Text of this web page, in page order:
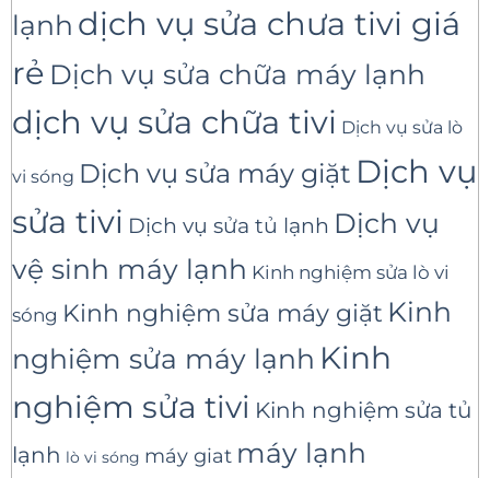
lạnh dịch vụ sửa chưa tivi giá
rẻ Dịch vụ sửa chữa máy lạnh
dịch vụ sửa chữa tivi Dịch vụ sửa lò
vi sóng Dịch vụ sửa máy giặt Dịch vụ
sửa tivi Dịch vụ sửa tủ lạnh Dịch vụ
vệ sinh máy lạnh Kinh nghiệm sửa lò vi
sóng Kinh nghiệm sửa máy giặt Kinh
nghiệm sửa máy lạnh Kinh
nghiệm sửa tivi Kinh nghiệm sửa tủ
lạnh lò vi sóng máy giat máy lạnh